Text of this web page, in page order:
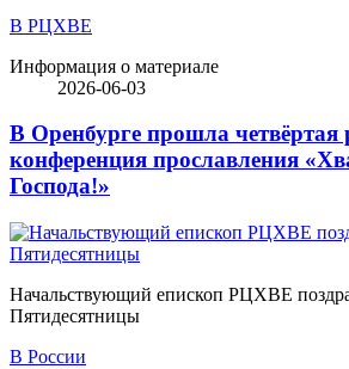
В РЦХВЕ
Информация о материале
2026-06-03
В Оренбурге прошла четвёртая
конференция прославления
Господа!»
Начальствующий епископ РЦХВЕ
Пятидесятницы
В России